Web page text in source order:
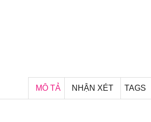
MÔ TẢ NHẬN XÉT TAGS